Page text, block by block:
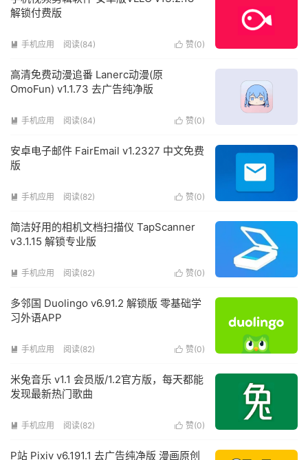
解锁付费版
 赞(0)
 手机应用 阅读(84)
高清免费动漫追番 Lanerc动漫(原
OmoFun) v1.1.73 去广告纯净版
 赞(0)
 手机应用 阅读(84)
安卓电子邮件 FairEmail v1.2327 中文免费
版
 赞(0)
 手机应用 阅读(82)
简洁好用的相机文档扫描仪 TapScanner
v3.1.15 解锁专业版
 赞(0)
 手机应用 阅读(82)
多邻国 Duolingo v6.91.2 解锁版 零基础学
习外语APP
 赞(0)
 手机应用 阅读(82)
米兔音乐 v1.1 会员版/1.2官方版，每天都能
发现最新热门歌曲
 赞(0)
 手机应用 阅读(82)
P站 Pixiv v6.191.1 去广告纯净版 漫画原创